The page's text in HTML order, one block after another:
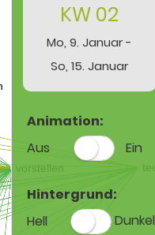
KW 02
Mo, 9. Januar -
So, 15. Januar
Animation:
Aus
Ein
Hintergrund:
Hell
Dunkel